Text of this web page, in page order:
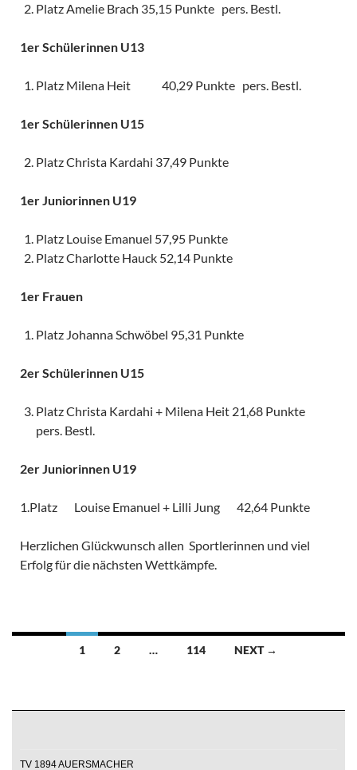
Platz Amelie Brach 35,15 Punkte pers. Bestl.
1er Schülerinnen U13
Platz Milena Heit 40,29 Punkte pers. Bestl.
1er Schülerinnen U15
Platz Christa Kardahi 37,49 Punkte
1er Juniorinnen U19
Platz Louise Emanuel 57,95 Punkte
Platz Charlotte Hauck 52,14 Punkte
1er Frauen
Platz Johanna Schwöbel 95,31 Punkte
2er Schülerinnen U15
Platz Christa Kardahi + Milena Heit 21,68 Punkte
pers. Bestl.
2er Juniorinnen U19
1.Platz Louise Emanuel + Lilli Jung 42,64 Punkte
Herzlichen Glückwunsch allen Sportlerinnen und viel
Erfolg für die nächsten Wettkämpfe.
1 2 … 114 NEXT →
TV 1894 AUERSMACHER